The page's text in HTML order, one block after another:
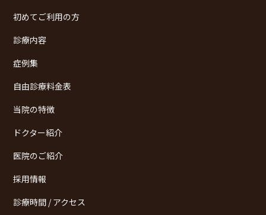
初めてご利用の方
診療内容
症例集
自由診療料金表
当院の特徴
ドクター紹介
医院のご紹介
採用情報
診療時間 / アクセス